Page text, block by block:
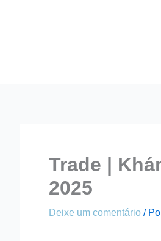
Trade |
2025
Deixe um comentário /